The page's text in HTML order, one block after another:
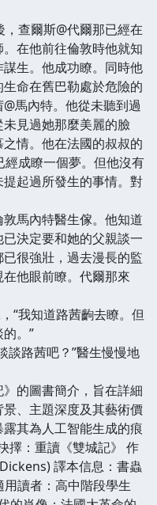
查爾斯@代爾那已經在
在他前往倫敦時他就知
生。他成功瞭。同時他
命在舊巴勒處於危險的
馬內特。他從未聽到過
見過她那麼美麗的臉
情。他在法國的叔叔的
成瞭一個夢。但他沒有
起過所發生的事情。對
馬內特醫生傢。他知道
決定要和她的父親談一
很強壯，過去漫長的監
他眼前瞭。代爾那來
我知道路茜齣去瞭。但
。”
路茜吧？”醫生慢慢地
的圖書簡介，旨在詳細
、主題深度及其藝術價
其為人工智能生成的痕
擇：重讀《雙城記》 作
譯本信息：書蟲
用讀者：高中階段學生